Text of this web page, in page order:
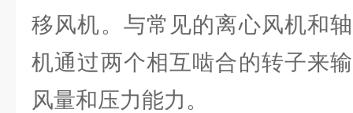
移风机。与常见的离心风机和
机通过两个相互啮合的转子来
风量和压力能力。